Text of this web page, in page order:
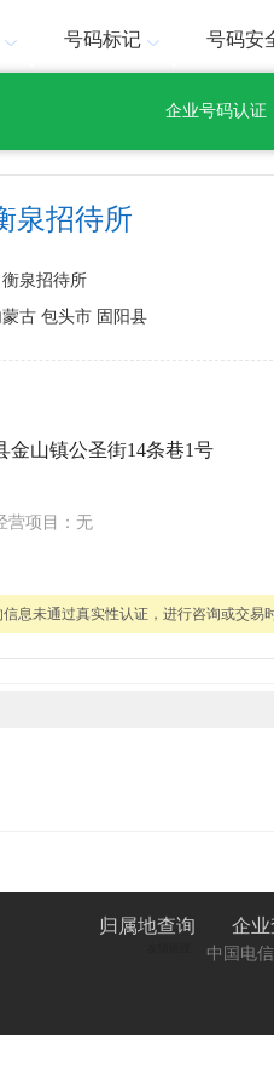
号码标记 号码安
企业号码认证
泉招待所
泉招待所
古 包头市 固阳县
金山镇公圣街14条巷1号
营项目：无
息未通过真实性认证，进行咨询或交易
归属地查询 企业
中国电信